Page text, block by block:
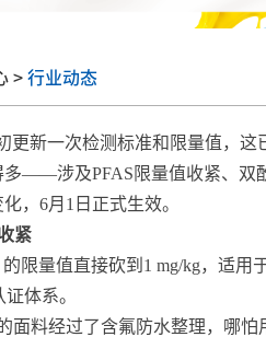
>行业动态
更新一次检测标准和限量值，这
——涉及PFAS限量值收紧、双
，6月1日正式生效。
紧
限量值直接砍到1 mg/kg，适用
体系。
面料经过了含氟防水整理，哪怕